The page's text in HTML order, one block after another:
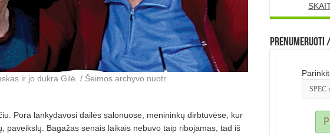
ir jo dukra Gilė. / Šeimos archyvo nuotr.
iu. Pora lankydavosi dailės salonuose, menininkų dirbtuvėse, kur
paveikslų. Bagažas senais laikais nebuvo taip ribojamas, tad iš
Prenumeruoti